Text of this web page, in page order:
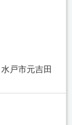
戸市元吉田